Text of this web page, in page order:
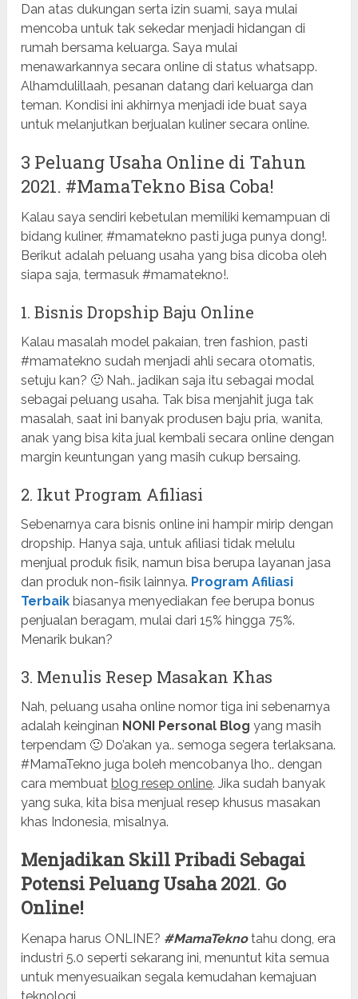
Dan atas dukungan serta izin suami, saya mulai
mencoba untuk tak sekedar menjadi hidangan di
rumah bersama keluarga. Saya mulai
menawarkannya secara online di status whatsapp.
Alhamdulillaah, pesanan datang dari keluarga dan
teman. Kondisi ini akhirnya menjadi ide buat saya
untuk melanjutkan berjualan kuliner secara online.
3 Peluang Usaha Online di Tahun
2021. #MamaTekno Bisa Coba!
Kalau saya sendiri kebetulan memiliki kemampuan di
bidang kuliner, #mamatekno pasti juga punya dong!.
Berikut adalah peluang usaha yang bisa dicoba oleh
siapa saja, termasuk #mamatekno!.
1. Bisnis Dropship Baju Online
Kalau masalah model pakaian, tren fashion, pasti
#mamatekno sudah menjadi ahli secara otomatis,
setuju kan? 🙂 Nah.. jadikan saja itu sebagai modal
sebagai peluang usaha. Tak bisa menjahit juga tak
masalah, saat ini banyak produsen baju pria, wanita,
anak yang bisa kita jual kembali secara online dengan
margin keuntungan yang masih cukup bersaing.
2. Ikut Program Afiliasi
Sebenarnya cara bisnis online ini hampir mirip dengan
dropship. Hanya saja, untuk afiliasi tidak melulu
menjual produk fisik, namun bisa berupa layanan jasa
dan produk non-fisik lainnya. Program Afiliasi
Terbaik biasanya menyediakan fee berupa bonus
penjualan beragam, mulai dari 15% hingga 75%.
Menarik bukan?
3. Menulis Resep Masakan Khas
Nah, peluang usaha online nomor tiga ini sebenarnya
adalah keinginan NONI Personal Blog yang masih
terpendam 🙂 Do’akan ya.. semoga segera terlaksana.
#MamaTekno juga boleh mencobanya lho.. dengan
cara membuat blog resep online. Jika sudah banyak
yang suka, kita bisa menjual resep khusus masakan
khas Indonesia, misalnya.
Menjadikan Skill Pribadi Sebagai
Potensi Peluang Usaha 2021. Go
Online!
Kenapa harus ONLINE? #MamaTeknotahu dong, era
industri 5.0 seperti sekarang ini, menuntut kita semua
untuk menyesuaikan segala kemudahan kemajuan